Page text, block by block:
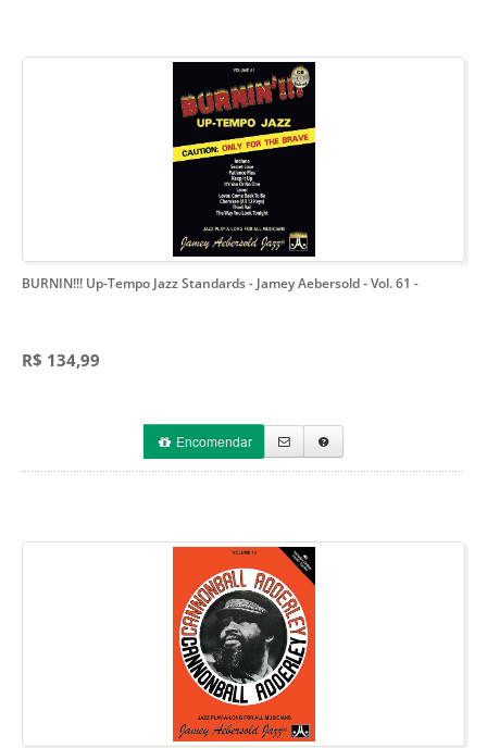
BURNIN!!! Up-Tempo Jazz Standards - Jamey Aebersold - Vol. 61 -
R$ 134,99
Encomendar